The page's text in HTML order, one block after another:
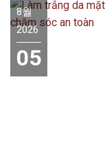
8월
2026
05